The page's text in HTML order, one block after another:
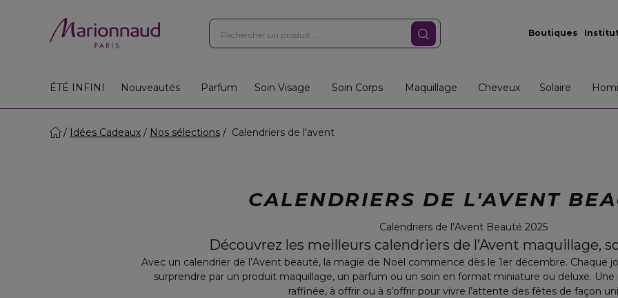
Boutiques
ÉTÉ INFINI Nouveautés Parfum Soin Visage Soin Corps Maquillage Cheveux Solaire
Idées Cadeaux Nos sélections Calendriers de l'avent
CALENDRIERS DE L'AVENT
Calendriers de l’Avent Beauté 2025
Découvrez les meilleurs calendriers de l’Avent maquillage,
Avec un calendrier de l’Avent beauté, la magie de Noël commence dès le 1er décembre. Chaque
surprendre par un produit maquillage, un parfum ou un soin en format miniature ou deluxe.
raffinée, à offrir ou à s’offrir pour vivre l’attente des fêtes de façon